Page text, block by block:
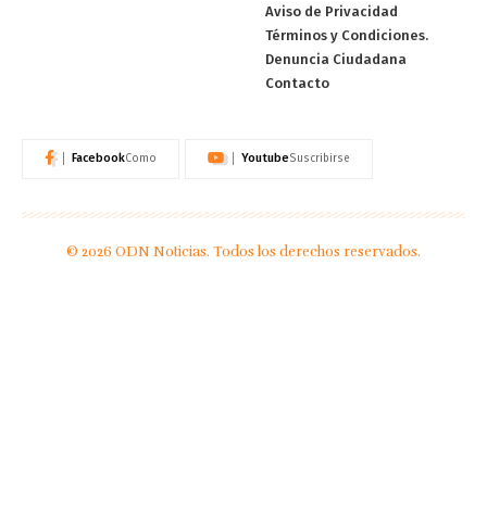
Aviso de Privacidad
Términos y Condiciones.
Denuncia Ciudadana
Contacto
FacebookComo YoutubeSuscribirse
© 2026 ODN Noticias. Todos los derechos reservados.